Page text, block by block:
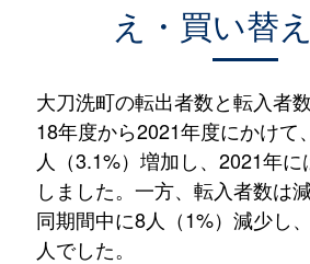
え・買い替
大刀洗町の転出者数と転入者
18年度から2021年度にかけて
人（3.1%）増加し、2021年
しました。一方、転入者数は
同期間中に8人（1%）減少し
人でした。